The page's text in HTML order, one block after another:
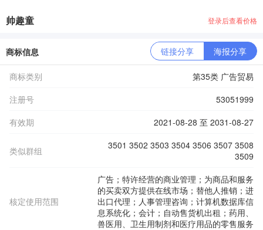
帅趣童 登录后查看价格
商标信息 链接分享 海报分享
商标类别
第35类 广告贸易
注册号
53051999
有效期
2021-08-28 至 2031-08-27
类似群组
3501 3502 3503 3504 3506 3507 3508
3509
核定使用范围
广告；特许经营的商业管理；为商品和服务
的买卖双方提供在线市场；替他人推销；进
出口代理；人事管理咨询；计算机数据库信
息系统化；会计；自动售货机出租；药用、
兽医用、卫生用制剂和医疗用品的零售服务